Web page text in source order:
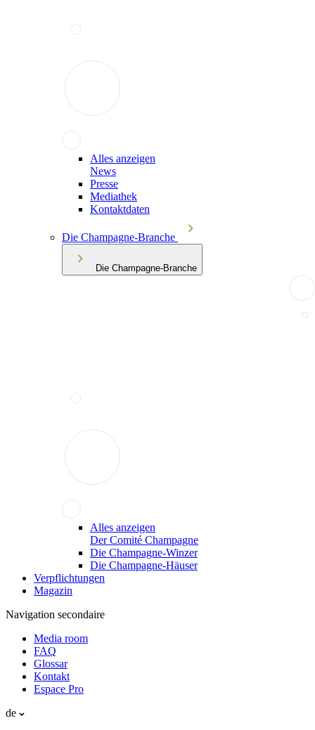
Alles anzeigen
News
Presse
Mediathek
Kontaktdaten
Die Champagne-Branche
Die Champagne-Branche
Alles anzeigen
Der Comité Champagne
Die Champagne-Winzer
Die Champagne-Häuser
Verpflichtungen
Magazin
Navigation secondaire
Media room
FAQ
Glossar
Kontakt
Espace Pro
de